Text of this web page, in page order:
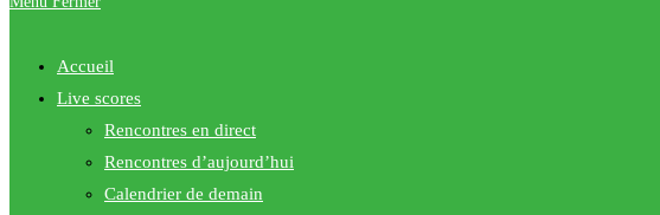
Accueil
Live scores
Rencontres en direct
Rencontres d’aujourd’hui
Calendrier de demain